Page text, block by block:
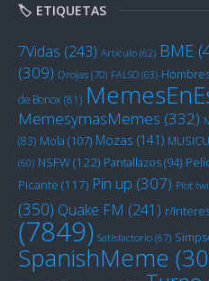
🏷️ ETIQUETAS
7Vidas (243) Artículo (62) BME
(309) Drojas (70) FALSO (63)
de Bonox(81)
MemesymasMemes (332)
(83) Mola (107) Mozas (141)
(60) NSFW(122) Pantallazos(94)
Picante (117) Pin up (307) Plot
(350) Quake FM (241) r/
(7849) Satisfactorio (67)
SpanishMeme